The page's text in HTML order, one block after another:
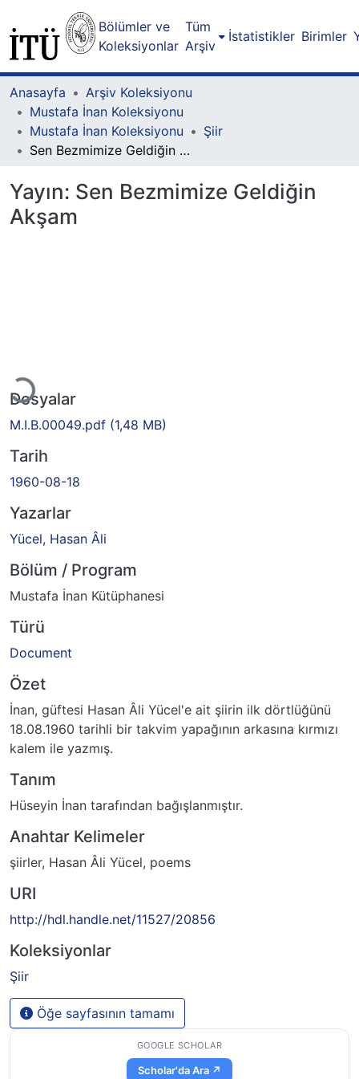
Bölümler ve
Koleksiyonlar
Tüm
Arşiv
İstatistikler Birimler
Anasayfa
Arşiv Koleksiyonu
Mustafa İnan Koleksiyonu
Mustafa İnan Koleksiyonu
Şiir
Sen Bezmimize Geldiğin Akşam
Yayın: Sen Bezmimize Geldiğin
Akşam
Dosyalar
M.I.B.00049.pdf (1,48 MB)
Tarih
1960-08-18
Yazarlar
Yücel, Hasan Âli
Bölüm / Program
Mustafa İnan Kütüphanesi
Türü
Document
Özet
İnan, güftesi Hasan Âli Yücel'e ait şiirin ilk dörtlüğünü
18.08.1960 tarihli bir takvim yapağının arkasına kırmızı
kalem ile yazmış.
Tanım
Hüseyin İnan tarafından bağışlanmıştır.
Anahtar Kelimeler
şiirler, Hasan Âli Yücel, poems
URI
http://hdl.handle.net/11527/20856
Koleksiyonlar
Şiir
Öğe sayfasının tamamı
GOOGLE SCHOLAR
Scholar'da Ara ↗